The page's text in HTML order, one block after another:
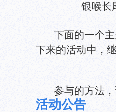
银喉长
下面的一个主
下来的活动中，
参与的方法，
活动公告